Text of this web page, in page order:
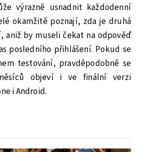
výrazně usnadnit každodenní
okamžitě poznají, zda je druhá
aniž by museli čekat na odpověď
posledního přihlášení. Pokud se
testování, pravděpodobně se
objeví i ve finální verzi
i Android.